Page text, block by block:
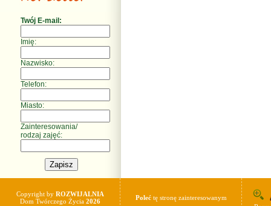
Twój E-mail:
Imię:
Nazwisko:
Telefon:
Miasto:
Zainteresowania/
rodzaj zajęć:
Copyright by ROZWIJALNIA
Dom Twórczego Życia 2026 Polećtę stronę zainteresowanym